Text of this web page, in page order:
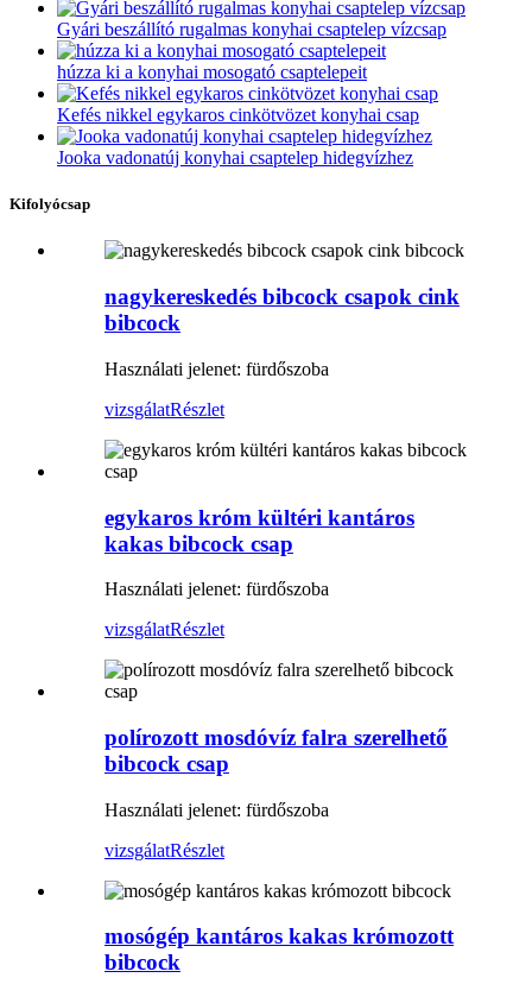
Gyári beszállító rugalmas konyhai csaptelep vízcsap
húzza ki a konyhai mosogató csaptelepeit
Kefés nikkel egykaros cinkötvözet konyhai csap
Jooka vadonatúj konyhai csaptelep hidegvízhez
Kifolyócsap
nagykereskedés bibcock csapok cink
bibcock
Használati jelenet: fürdőszoba
vizsgálatRészlet
egykaros króm kültéri kantáros
kakas bibcock csap
Használati jelenet: fürdőszoba
vizsgálatRészlet
polírozott mosdóvíz falra szerelhető
bibcock csap
Használati jelenet: fürdőszoba
vizsgálatRészlet
mosógép kantáros kakas krómozott
bibcock